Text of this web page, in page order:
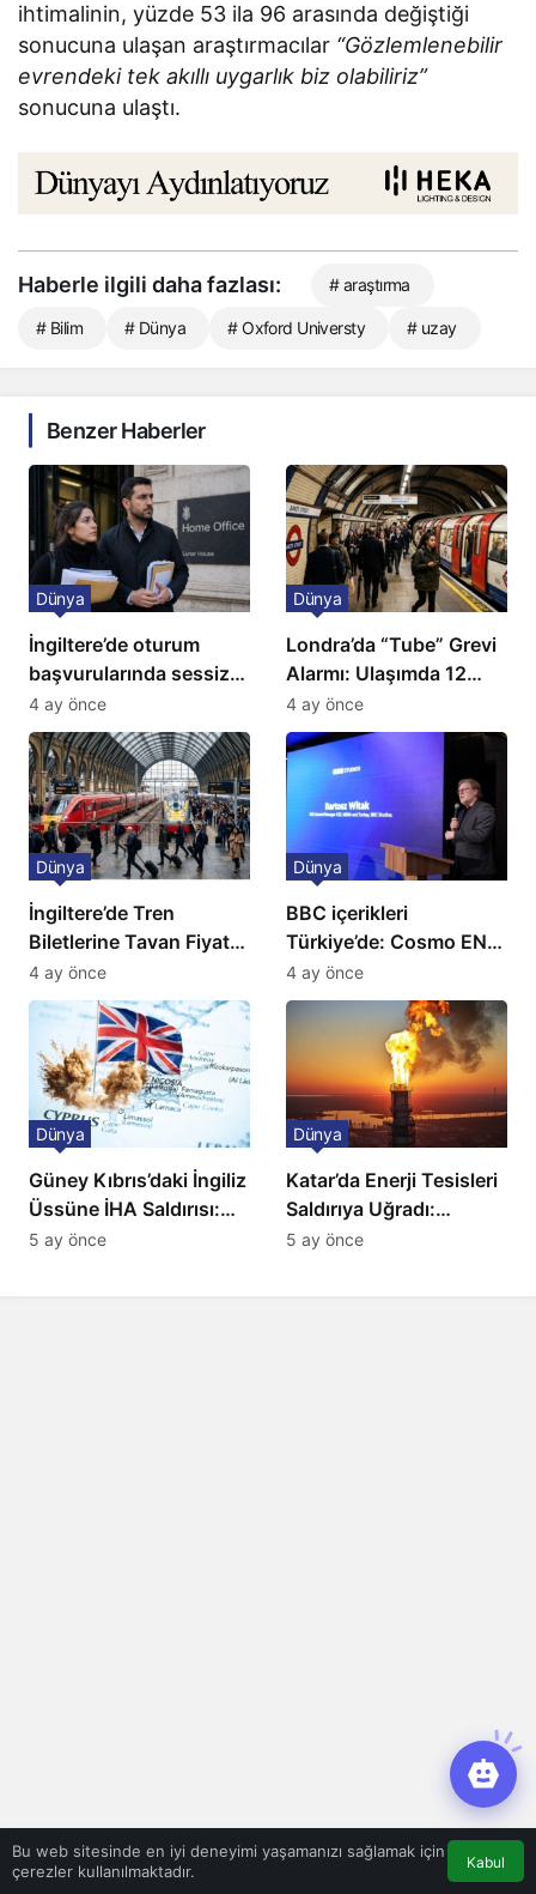
ihtimalinin, yüzde 53 ila 96 arasında değiştiği
sonucuna ulaşan araştırmacılar “Gözlemlenebilir
evrendeki tek akıllı uygarlık biz olabiliriz”
sonucuna ulaştı.
Haberle ilgili daha fazlası: # araştırma
# Bilim # Dünya # Oxford Universty # uzay
Benzer Haberler
İngiltere’de oturum
başvurularında sessiz
kriz: Büyükelçilikten
açıklama!
Dünya
4 ay önce
Londra’da “Tube” Grevi
Alarmı: Ulaşımda 12
Günlük Kaos Kapıda
Dünya
4 ay önce
İngiltere’de Tren
Biletlerine Tavan Fiyat:
Ulaşımda Yeni
Düzenleme
Dünya
4 ay önce
BBC içerikleri
Türkiye’de: Cosmo EN
ve BBC Player yayında
Dünya
4 ay önce
Güney Kıbrıs’daki İngiliz
Üssüne İHA Saldırısı:
Patlama, Sirenler ve
Dünya
5 ay önce
Katar’da Enerji Tesisleri
Saldırıya Uğradı:
Avrupa’da Doğalgaz
Dünya
5 ay önce
Bu web sitesinde en iyi deneyimi yaşamanızı sağlamak için
çerezler kullanılmaktadır.
Kabul